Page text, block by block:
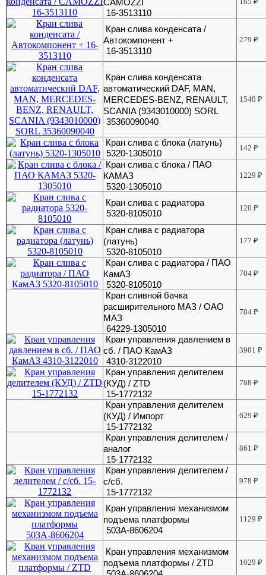
16-3513110
Кран слива конденсата /
Автокомпонент +
16-3513110
279₽
Кран слива конденсата
автоматический DAF, MAN,
MERCEDES-BENZ, RENAULT,
SCANIA (9343010000) SORL
35360090040
1540₽
Кран слива с блока (латунь)
5320-1305010
142₽
Кран слива с блока / ПАО
КАМАЗ
5320-1305010
1229₽
Кран слива с радиатора
5320-8105010
120₽
Кран слива с радиатора
(латунь)
5320-8105010
177₽
Кран слива с радиатора / ПАО
КамАЗ
5320-8105010
704₽
Кран сливной бачка
расширительного МАЗ / ОАО
МАЗ
64229-1305010
784₽
Кран управления давлением в
сб. / ПАО КамАЗ
4310-3122010
3901₽
Кран управления делителем
(КУД) / ZTD
15-1772132
788₽
Кран управления делителем
(КУД) / Импорт
15-1772132
629₽
Кран управления делителем /
аналог
15-1772132
861₽
Кран управления делителем /
с/сб.
15-1772132
978₽
Кран управления механизмом
подъема платформы
503А-8606204
1129₽
Кран управления механизмом
подъема платформы / ZTD
1029₽